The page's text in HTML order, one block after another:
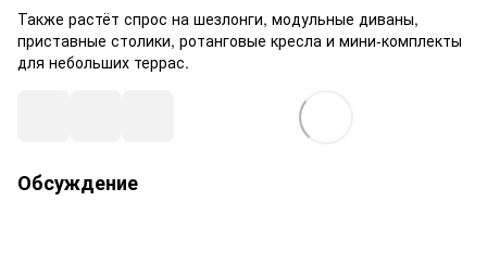
Также растёт спрос на шезлонги, модульные диваны,
приставные столики, ротанговые кресла и мини-комплекты
для небольших террас.
Обсуждение